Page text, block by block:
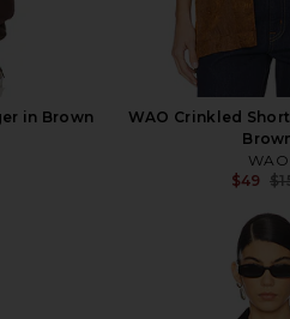
in Brown
WAO Crinkled
WAO
$49